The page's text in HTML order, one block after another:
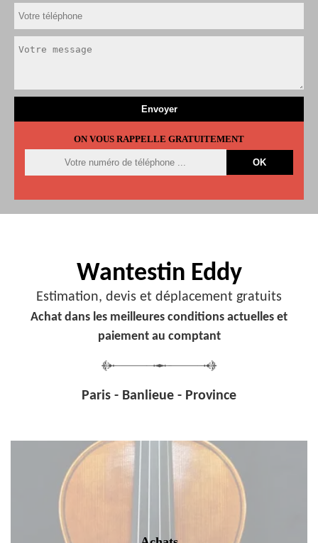
ON VOUS RAPPELLE GRATUITEMENT
Wantestin Eddy
Estimation, devis et déplacement gratuits
Achat dans les meilleures conditions actuelles et
paiement au comptant
Paris - Banlieue - Province